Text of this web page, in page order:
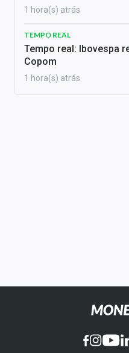
1 hora(s) atrás
TEMPO REAL
Tempo real: Ibovespa
Copom
1 hora(s) atrás